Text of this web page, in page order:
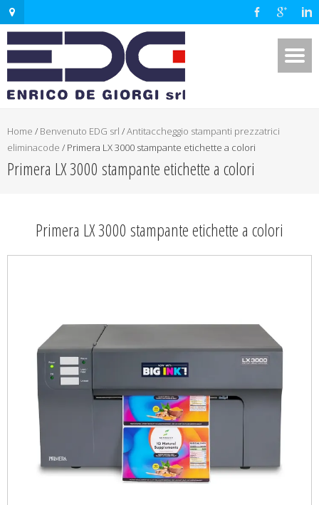
Home / Benvenuto EDG srl /Antitaccheggio stampanti prezzatrici
eliminacode / Primera LX 3000 stampante etichette a colori
Primera LX 3000 stampante etichette a colori
Primera LX 3000 stampante etichette a colori